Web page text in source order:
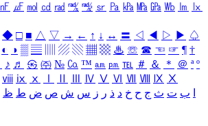
㎋ ㎌ ㏖ ㏅ ㎭ ㎮ ㎯ ㏛ ㎩ ㎪ ㎫ ㎬ ㏝ ㏐
㏓
◆ □ ■ △ ▽ → ← ↑ ↓ ↔ 〓 ◁ ◀ ▷ ▶ ♤
◐ ◑ ▒ ▤ ▨ ▧ ▦ ▩ ♨ ☏ ☎ ☜ ☞ ¶ †
♪ ♬ ㉿ ㈜ № ㏇ ™ ㏂ ㏘ ℡ ＃ ＆ ＊ ＠ ª º
ⅷ ⅸ ⅹ Ⅳ Ⅴ Ⅵ Ⅶ Ⅷ Ⅸ Ⅹ
ب ت ث ج ح خ د ذ ر ز س ش ص ض ط ظ